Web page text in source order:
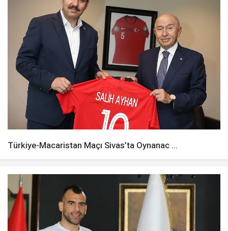
Türkiye-Macaristan Maçı Sivas’ta Oynanac ...